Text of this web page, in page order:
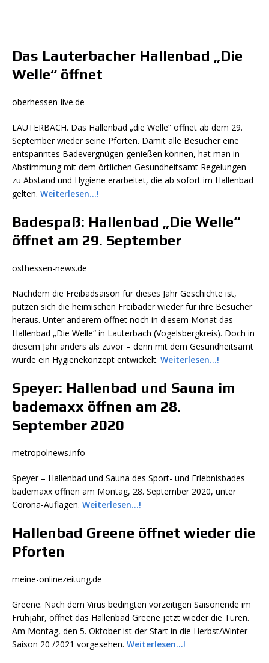
Das Lauterbacher Hallenbad „Die
Welle“ öffnet
oberhessen-live.de
LAUTERBACH. Das Hallenbad „die Welle“ öffnet ab dem 29.
September wieder seine Pforten. Damit alle Besucher eine
entspanntes Badevergnügen genießen können, hat man in
Abstimmung mit dem örtlichen Gesundheitsamt Regelungen
zu Abstand und Hygiene erarbeitet, die ab sofort im Hallenbad
gelten. Weiterlesen…!
Badespaß: Hallenbad „Die Welle“
öffnet am 29. September
osthessen-news.de
Nachdem die Freibadsaison für dieses Jahr Geschichte ist,
putzen sich die heimischen Freibäder wieder für ihre Besucher
heraus. Unter anderem öffnet noch in diesem Monat das
Hallenbad „Die Welle“ in Lauterbach (Vogelsbergkreis). Doch in
diesem Jahr anders als zuvor – denn mit dem Gesundheitsamt
wurde ein Hygienekonzept entwickelt. Weiterlesen…!
Speyer: Hallenbad und Sauna im
bademaxx öffnen am 28.
September 2020
metropolnews.info
Speyer – Hallenbad und Sauna des Sport- und Erlebnisbades
bademaxx öffnen am Montag, 28. September 2020, unter
Corona-Auflagen. Weiterlesen…!
Hallenbad Greene öffnet wieder die
Pforten
meine-onlinezeitung.de
Greene. Nach dem Virus bedingten vorzeitigen Saisonende im
Frühjahr, öffnet das Hallenbad Greene jetzt wieder die Türen.
Am Montag, den 5. Oktober ist der Start in die Herbst/Winter
Saison 20 /2021 vorgesehen. Weiterlesen…!